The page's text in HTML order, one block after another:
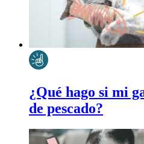
¿Qué hago si mi
de pescado?